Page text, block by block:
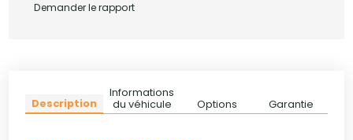
Demander le rapport
Description
Informations
du véhicule
Options Garantie